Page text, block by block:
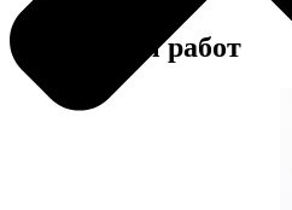
Примеры работ